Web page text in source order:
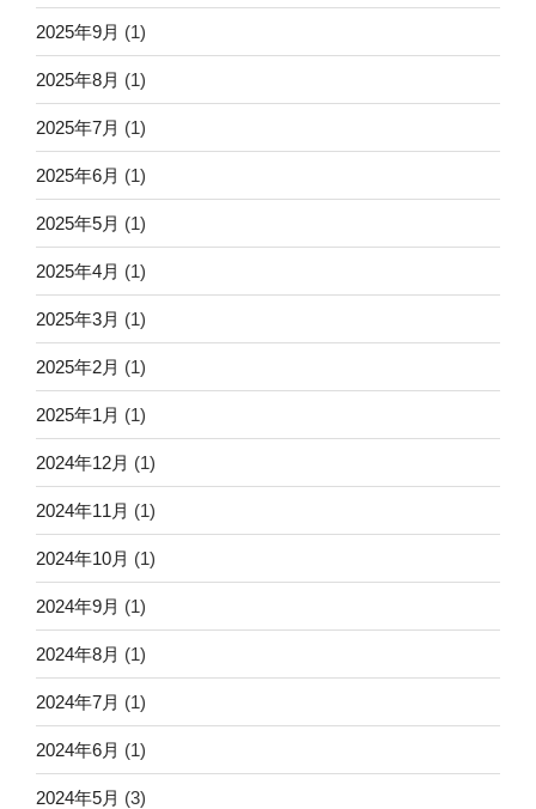
2025年9月 (1)
2025年8月 (1)
2025年7月 (1)
2025年6月 (1)
2025年5月 (1)
2025年4月 (1)
2025年3月 (1)
2025年2月 (1)
2025年1月 (1)
2024年12月 (1)
2024年11月 (1)
2024年10月 (1)
2024年9月 (1)
2024年8月 (1)
2024年7月 (1)
2024年6月 (1)
2024年5月 (3)